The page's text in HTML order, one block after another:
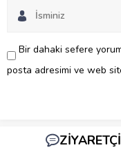
Bir dahaki sefere
posta adresimi ve web